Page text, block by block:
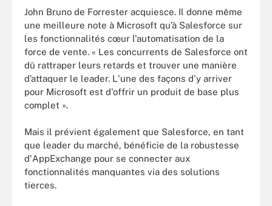
John Bruno de Forrester acquiesce. Il donne même
une meilleure note à Microsoft qu’à Salesforce sur
les fonctionnalités cœur l'automatisation de la
force de vente. « Les concurrents de Salesforce ont
dû rattraper leurs retards et trouver une manière
d’attaquer le leader. L'une des façons d'y arriver
pour Microsoft est d'offrir un produit de base plus
complet ».
Mais il prévient également que Salesforce, en tant
que leader du marché, bénéficie de la robustesse
d'AppExchange pour se connecter aux
fonctionnalités manquantes via des solutions
tierces.